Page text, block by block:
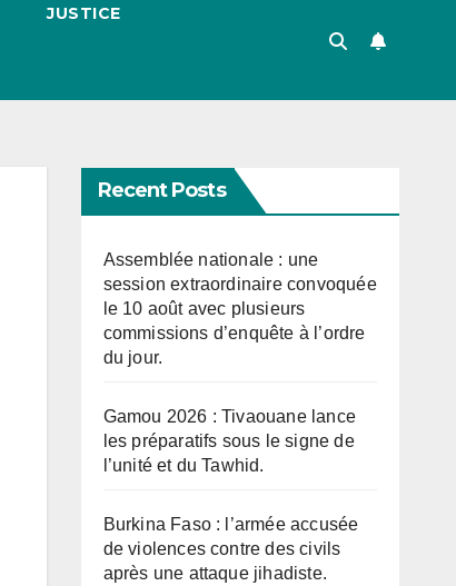
JUSTICE
Recent Posts
Assemblée nationale : une
session extraordinaire convoquée
le 10 août avec plusieurs
commissions d’enquête à l’ordre
du jour.
Gamou 2026 : Tivaouane lance
les préparatifs sous le signe de
l’unité et du Tawhid.
Burkina Faso : l’armée accusée
de violences contre des civils
après une attaque jihadiste.